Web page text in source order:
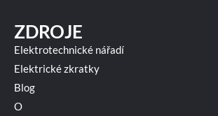
ZDROJE
Elektrotechnické nářadí
Elektrické zkratky
Blog
O